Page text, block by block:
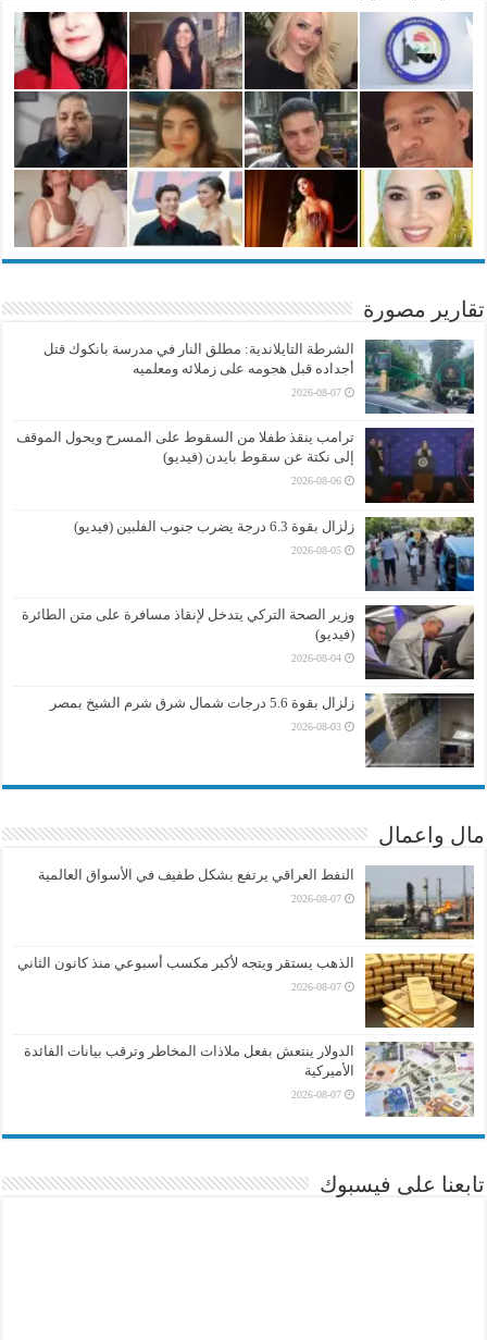
تقارير مصورة
الشرطة التايلاندية: مطلق النار في مدرسة بانكوك قتل
أجداده قبل هجومه على زملائه ومعلميه
2026-08-07
ترامب ينقذ طفلا من السقوط على المسرح ويحول الموقف
إلى نكتة عن سقوط بايدن (فيديو)
2026-08-06
زلزال بقوة 6.3 درجة يضرب جنوب الفلبين (فيديو)
2026-08-05
وزير الصحة التركي يتدخل لإنقاذ مسافرة على متن الطائرة
(فيديو)
2026-08-04
زلزال بقوة 5.6 درجات شمال شرق شرم الشيخ بمصر
2026-08-03
مال واعمال
النفط العراقي يرتفع بشكل طفيف في الأسواق العالمية
2026-08-07
الذهب يستقر ويتجه لأكبر مكسب أسبوعي منذ كانون الثاني
2026-08-07
الدولار ينتعش بفعل ملاذات المخاطر وترقب بيانات الفائدة
الأميركية
2026-08-07
تابعنا على فيسبوك